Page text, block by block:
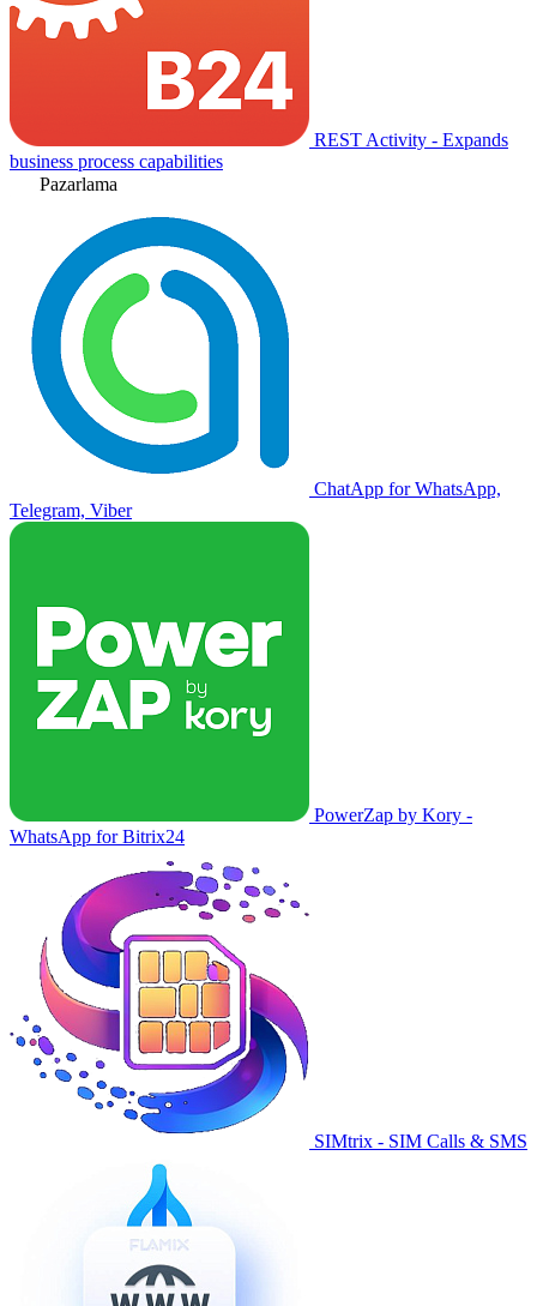
REST Activity - Expands
business process capabilities
Pazarlama
ChatApp for WhatsApp,
Telegram, Viber
PowerZap by Kory -
WhatsApp for Bitrix24
SIMtrix - SIM Calls & SMS